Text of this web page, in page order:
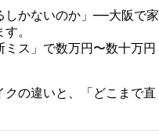
しかないのか」──大阪で家
。
ス」で数万円〜数十万円
の違いと、「どこまで直